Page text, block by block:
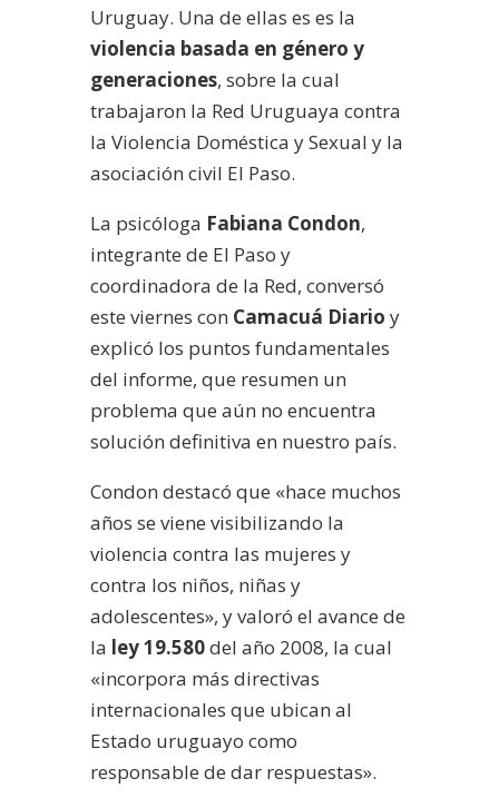
Uruguay. Una de ellas es es la
violencia basada en género y
generaciones, sobre la cual
trabajaron la Red Uruguaya contra
la Violencia Doméstica y Sexual y la
asociación civil El Paso.
La psicóloga Fabiana Condon,
integrante de El Paso y
coordinadora de la Red, conversó
este viernes con Camacuá Diario y
explicó los puntos fundamentales
del informe, que resumen un
problema que aún no encuentra
solución definitiva en nuestro país.
Condon destacó que «hace muchos
años se viene visibilizando la
violencia contra las mujeres y
contra los niños, niñas y
adolescentes», y valoró el avance de
la ley 19.580del año 2008, la cual
«incorpora más directivas
internacionales que ubican al
Estado uruguayo como
responsable de dar respuestas».